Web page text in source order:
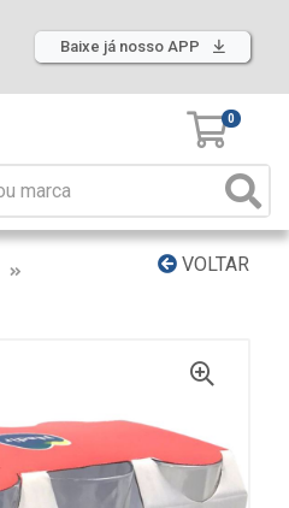
Baixe já nosso APP
0
VOLTAR